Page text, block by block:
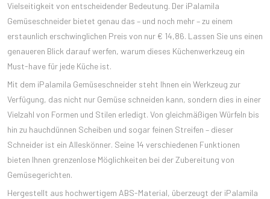
Vielseitigkeit von entscheidender Bedeutung. Der iPalamila
Gemüseschneider bietet genau das – und noch mehr – zu einem
erstaunlich erschwinglichen Preis von nur € 14,86. Lassen Sie uns einen
genaueren Blick darauf werfen, warum dieses Küchenwerkzeug ein
Must-have für jede Küche ist.
Mit dem iPalamila Gemüseschneider steht Ihnen ein Werkzeug zur
Verfügung, das nicht nur Gemüse schneiden kann, sondern dies in einer
Vielzahl von Formen und Stilen erledigt. Von gleichmäßigen Würfeln bis
hin zu hauchdünnen Scheiben und sogar feinen Streifen – dieser
Schneider ist ein Alleskönner. Seine 14 verschiedenen Funktionen
bieten Ihnen grenzenlose Möglichkeiten bei der Zubereitung von
Gemüsegerichten.
Hergestellt aus hochwertigem ABS-Material, überzeugt der iPalamila